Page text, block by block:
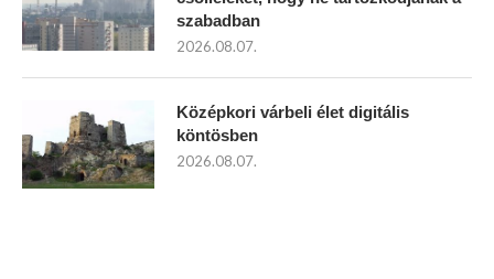
szabadban
2026.08.07.
Középkori várbeli élet digitális
köntösben
2026.08.07.